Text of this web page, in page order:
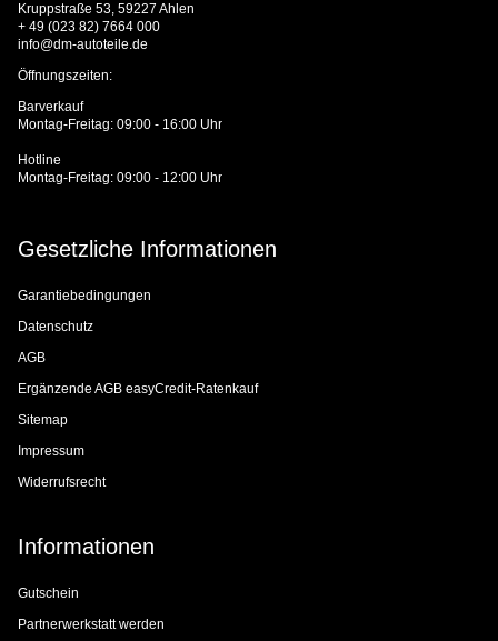
Kruppstraße 53, 59227 Ahlen
+ 49 (023 82) 7664 000
info@dm-autoteile.de
Öffnungszeiten:
Barverkauf
Montag-Freitag: 09:00 - 16:00 Uhr
Hotline
Montag-Freitag: 09:00 - 12:00 Uhr
Gesetzliche Informationen
Garantiebedingungen
Datenschutz
AGB
Ergänzende AGB easyCredit-Ratenkauf
Sitemap
Impressum
Widerrufsrecht
Informationen
Gutschein
Partnerwerkstatt werden